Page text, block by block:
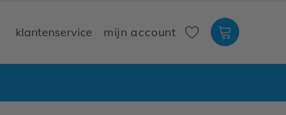
klantenservice
mijn account
Cart